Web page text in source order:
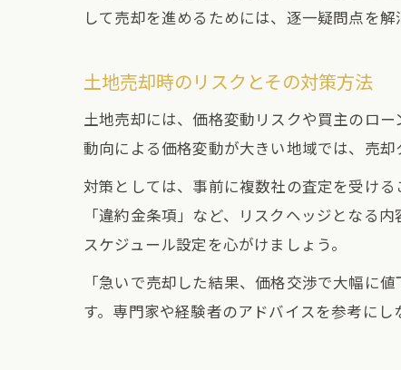
して売却を進めるためには、逐一疑問点を解
土地売却時のリスクとその対策方法
土地売却には、価格変動リスクや買主のロ
動向による価格変動が大きい地域では、売
対策としては、事前に複数社の査定を受け
「違約金条項」など、リスクヘッジとなる
スケジュール設定を心がけましょう。
「急いで売却した結果、価格交渉で大幅に
す。専門家や経験者のアドバイスを参考に